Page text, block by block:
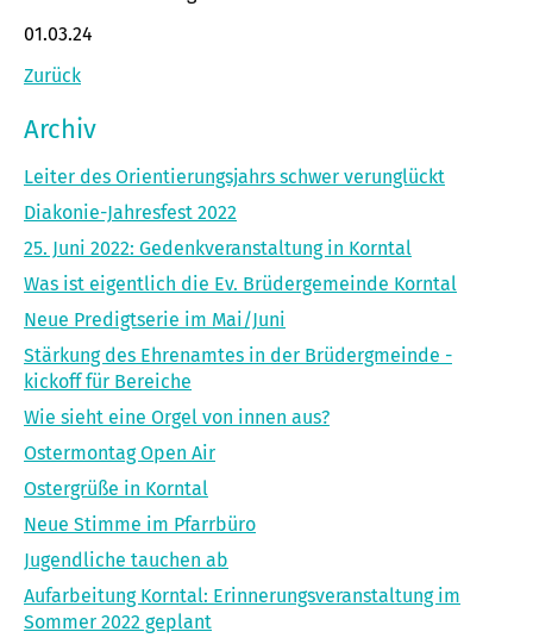
01.03.24
Zurück
Archiv
Leiter des Orientierungsjahrs schwer verunglückt
Diakonie-Jahresfest 2022
25. Juni 2022: Gedenkveranstaltung in Korntal
Was ist eigentlich die Ev. Brüdergemeinde Korntal
Neue Predigtserie im Mai/Juni
Stärkung des Ehrenamtes in der Brüdergmeinde -
kickoff für Bereiche
Wie sieht eine Orgel von innen aus?
Ostermontag Open Air
Ostergrüße in Korntal
Neue Stimme im Pfarrbüro
Jugendliche tauchen ab
Aufarbeitung Korntal: Erinnerungsveranstaltung im
Sommer 2022 geplant